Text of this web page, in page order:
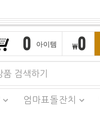
0 아이템 ₩0
엄마표돌잔치